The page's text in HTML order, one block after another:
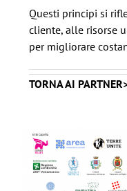
Questi principi si
cliente, alle risorse
per migliorare
TORNA AI